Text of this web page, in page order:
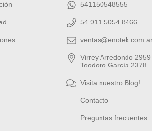
541150548555
54 911 5054 8466
ventas@enotek.com.ar
Virrey Arredondo 2959
Teodoro García 2378
Visita nuestro Blog!
Contacto
Preguntas frecuentes